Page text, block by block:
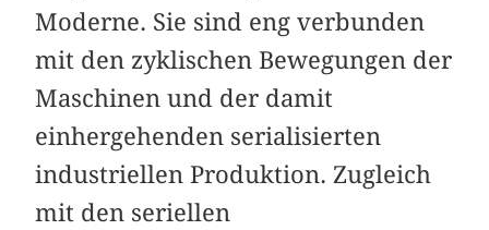
Moderne. Sie sind eng verbunden
mit den zyklischen Bewegungen der
Maschinen und der damit
einhergehenden serialisierten
industriellen Produktion. Zugleich
mit den seriellen